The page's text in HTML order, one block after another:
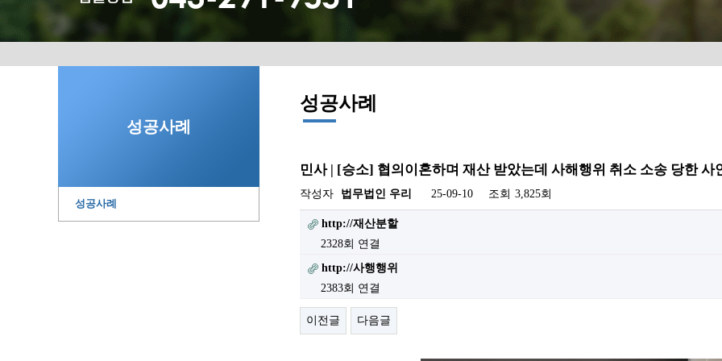
성공사례
성공사례
성공사례
민사 | [승소] 협의이혼하며 재산 받았는데 사해행위 취소 소송 당한 사
작성자 법무법인 우리 25-09-10 조회 3,825회
http://재산분할
2328회 연결
http://사행행위
2383회 연결
이전글 다음글